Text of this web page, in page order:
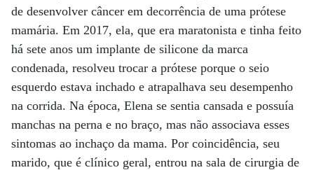
de desenvolver câncer em decorrência de uma prótese
mamária. Em 2017, ela, que era maratonista e tinha feito
há sete anos um implante de silicone da marca
condenada, resolveu trocar a prótese porque o seio
esquerdo estava inchado e atrapalhava seu desempenho
na corrida. Na época, Elena se sentia cansada e possuía
manchas na perna e no braço, mas não associava esses
sintomas ao inchaço da mama. Por coincidência, seu
marido, que é clínico geral, entrou na sala de cirurgia de